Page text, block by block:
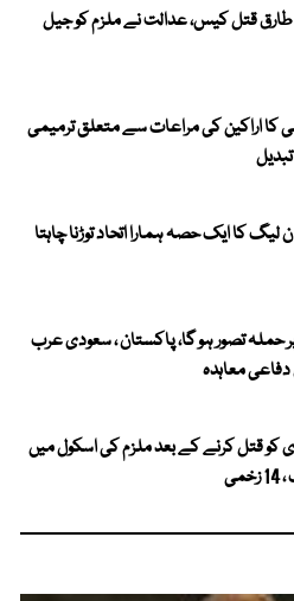
قتل کیس، عدالت نے ملزم کو جیل
کا اراکین کی مراعات سے متعلق ترمیمی
لیگ کا ایک حصہ ہمارا اتحاد توڑنا چاہتا
حملہ تصور ہو گا، پاکستان ، سعودی عرب
دفاعی معاہدہ
کو قتل کرنے کے بعد ملزم کی اسکول میں